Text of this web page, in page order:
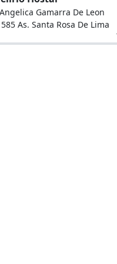
Gamarra De Leon
As. Santa Rosa De Lima